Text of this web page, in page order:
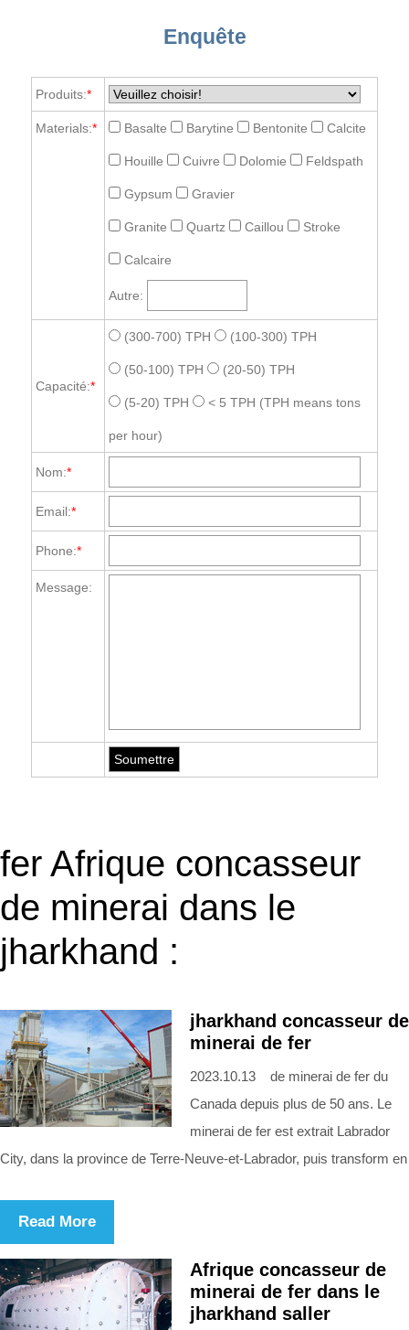
Enquête
Produits:*
Materials:* Basalte Barytine Bentonite Calcite
Houille Cuivre Dolomie Feldspath
Gypsum Gravier
Granite Quartz Caillou Stroke
Calcaire
Autre:
Capacité:*
(300-700) TPH (100-300) TPH
(50-100) TPH (20-50) TPH
(5-20) TPH < 5 TPH (TPH means tons
per hour)
Nom:*
Email:*
Phone:*
Message:
fer Afrique concasseur
de minerai dans le
jharkhand :
jharkhand concasseur de
minerai de fer
2023.10.13 de minerai de fer du
Canada depuis plus de 50 ans. Le
minerai de fer est extrait Labrador
City, dans la province de Terre‑Neuve‑et‑Labrador, puis transform en
Read More
Afrique concasseur de
minerai de fer dans le
jharkhand saller